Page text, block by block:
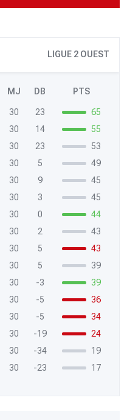
LIGUE 2 OUEST
MJ DB PTS
30 23
65
30 14
55
30 23
53
30 5
49
30 9
45
30 3
45
30 0
44
30 2
43
30 5
43
30 5
39
30 -3
39
30 -5
36
30 -5
34
30 -19
24
30 -34
19
30 -23 17